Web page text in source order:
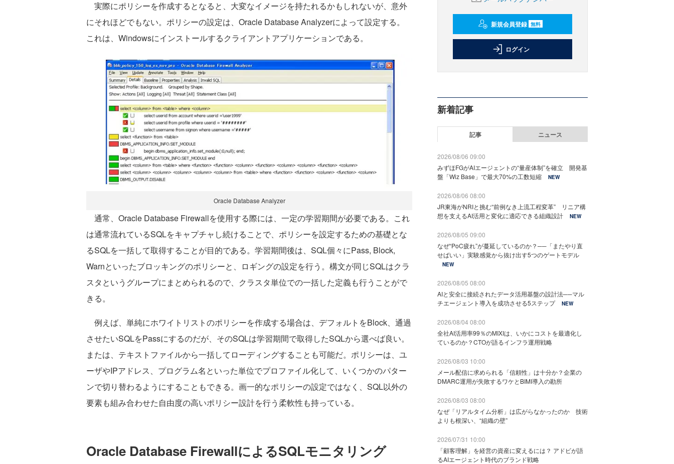
実際にポリシーを作成するとなると、大変なイメージを持たれるかもしれないが、意外
にそれほどでもない。ポリシーの設定は、Oracle Database Analyzerによって設定する。
これは、Windowsにインストールするクライアントアプリケーションである。
Oracle Database Analyzer
通常、Oracle Database Firewallを使用する際には、一定の学習期間が必要である。これ
は通常流れているSQLをキャプチャし続けることで、ポリシーを設定するための基礎とな
るSQLを一括して取得することが目的である。学習期間後は、SQL個々にPass, Block,
Warnといったブロッキングのポリシーと、ロギングの設定を行う。構文が同じSQLはクラ
スタというグループにまとめられるので、クラスタ単位での一括した定義も行うことがで
きる。
例えば、単純にホワイトリストのポリシーを作成する場合は、デフォルトをBlock、通過
させたいSQLをPassにするのだが、そのSQLは学習期間で取得したSQLから選べば良い。
または、テキストファイルから一括してローディングすることも可能だ。ポリシーは、ユ
ーザやIPアドレス、プログラム名といった単位でプロファイル化して、いくつかのパター
ンで切り替わるようにすることもできる。画一的なポリシーの設定ではなく、SQL以外の
要素も組み合わせた自由度の高いポリシー設計を行う柔軟性も持っている。
Oracle Database FirewallによるSQLモニタリング
新規会員登録 無料
ログイン
新着記事
記事 ニュース
2026/08/06 09:00
みずほFGがAIエージェントの“量産体制”を確立 開発基
盤「Wiz Base」で最大70%の工数短縮
NEW
2026/08/06 08:00
JR東海がNRIと挑む“前例なき上流工程変革” リニア構
想を支えるAI活用と変化に適応できる組織設計
NEW
2026/08/05 09:00
なぜ“PoC疲れ”が蔓延しているのか？──「またやり直
せばいい」実験感覚から抜け出す5つのゲートモデル
NEW
2026/08/05 08:00
AIと安全に接続されたデータ活用基盤の設計法──マル
チエージェント導入を成功させる5ステップ
NEW
2026/08/04 08:00
全社AI活用率99％のMIXIは、いかにコストを最適化し
ているのか？CTOが語るインフラ運用戦略
2026/08/03 10:00
メール配信に求められる「信頼性」は十分か？企業の
DMARC運用が失敗するワケとBIMI導入の勘所
2026/08/03 08:00
なぜ「リアルタイム分析」は広がらなかったのか 技術
よりも根深い、“組織の壁”
2026/07/31 10:00
「顧客理解」を経営の資産に変えるには？ アドビが語
るAIエージェント時代のブランド戦略